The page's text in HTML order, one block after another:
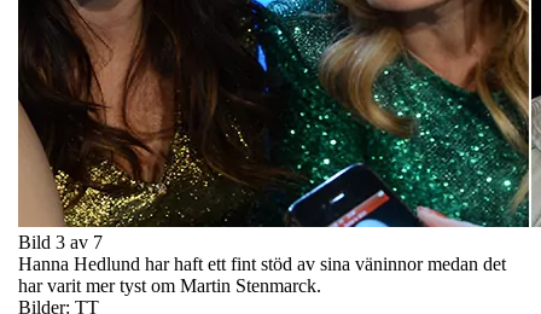
Bild 3 av 7
Hanna Hedlund har haft ett fint stöd av sina väninnor medan det
har varit mer tyst om Martin Stenmarck.
Bilder: TT